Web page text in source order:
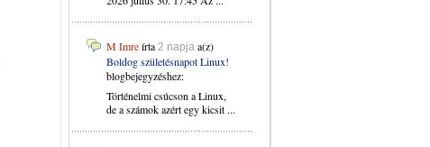
M Imreírta 2 napja a(z)
Boldog születésnapot Linux!
blogbejegyzéshez:
Történelmi csúcson a Linux,
de a számok azért egy kicsit ...